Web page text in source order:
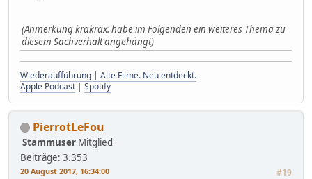
(Anmerkung krakrax: habe im Folgenden ein weiteres Thema zu
diesem Sachverhalt angehängt)
Wiederaufführung | Alte Filme. Neu entdeckt.
Apple Podcast | Spotify
PierrotLeFou
Stammuser Mitglied
Beiträge: 3.353
20 August 2017, 16:34:00 #19